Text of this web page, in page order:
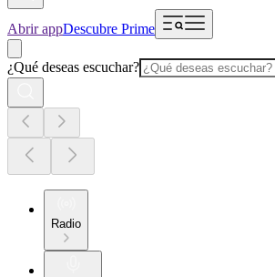
Abrir appDescubre Prime
¿Qué deseas escuchar?
Radio